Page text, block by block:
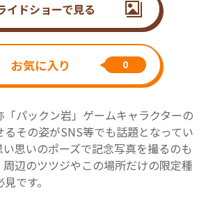
イドショーで見る
お気に入り 0
パックン岩」ゲームキャラクターの
その姿がSNS等でも話題となってい
思いのポーズで記念写真を撮るのも
辺のツツジやこの場所だけの限定種
です。